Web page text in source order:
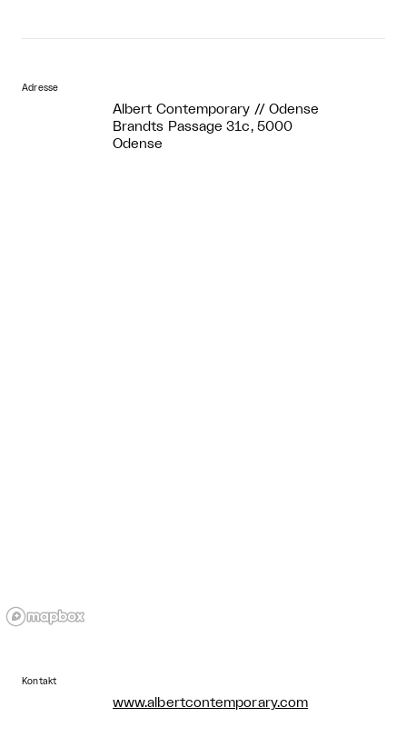
Adresse
Albert Contemporary // Odense
Brandts Passage 31c, 5000
Odense
Kontakt
www.albertcontemporary.com